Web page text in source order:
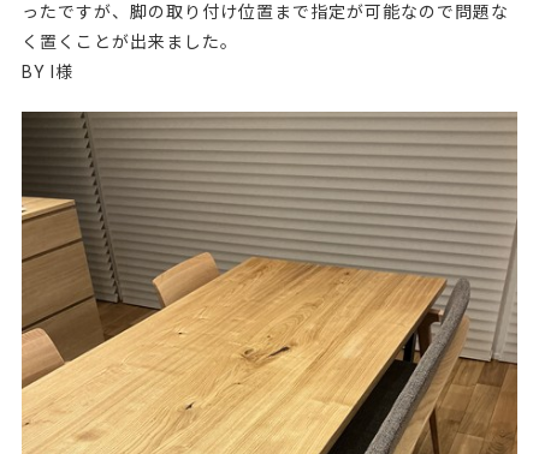
ったですが、脚の取り付け位置まで指定が可能なので問題な
く置くことが出来ました。
BY I様